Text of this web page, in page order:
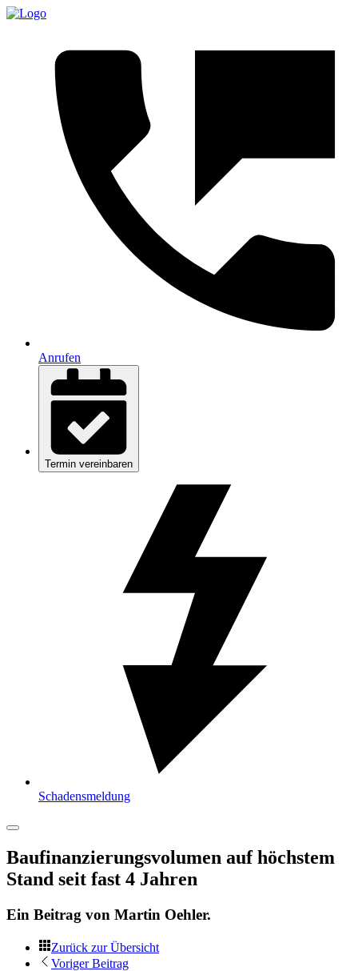
Anrufen
Termin vereinbaren
Schadensmeldung
Baufinanzierungsvolumen auf höchstem
Stand seit fast 4 Jahren
Ein Beitrag von Martin Oehler.
Zurück zur Übersicht
Voriger Beitrag